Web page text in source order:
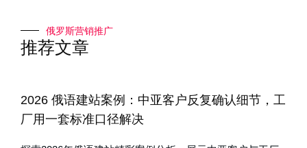
俄罗斯营销推广
推荐文章
2026 俄语建站案例：中亚客户反复确认细节，工
厂用一套标准口径解决